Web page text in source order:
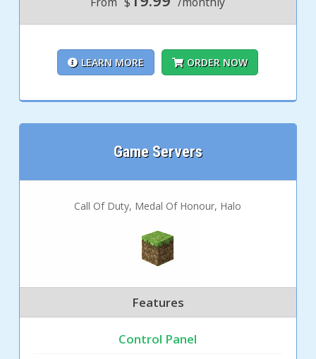
LEARN MORE ORDER NOW
Game Servers
Call Of Duty, Medal Of Honour, Halo
Features
Control Panel